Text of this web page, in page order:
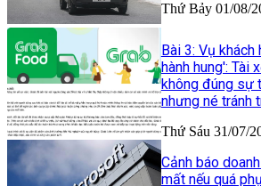
Thứ Bảy 01/08/
Bài 3: Vụ khách
hành hung': Tài
không đúng sự
nhưng né tránh
Thứ Sáu 31/07/
Cảnh báo
mất nếu quá